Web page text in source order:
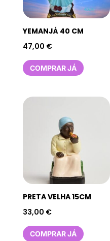
YEMANJÁ 40 CM
47,00 €
COMPRAR JÁ
PRETA VELHA 15CM
33,00 €
COMPRAR JÁ